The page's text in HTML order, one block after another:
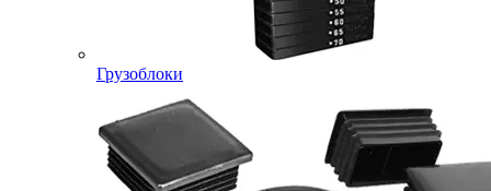
Грузоблоки